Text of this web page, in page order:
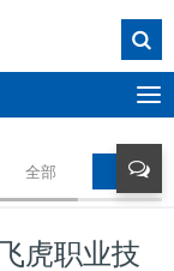
T
o
g
g
l
全部 公司动
虎职业技